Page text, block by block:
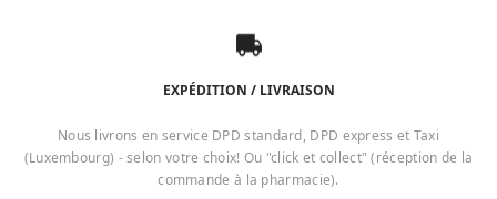
EXPÉDITION / LIVRAISON
Nous livrons en service DPD standard, DPD express et Taxi
(Luxembourg) - selon votre choix! Ou "click et collect" (réception de la
commande à la pharmacie).